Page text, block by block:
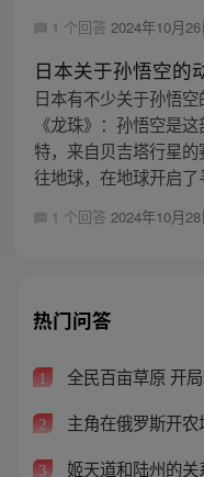
1 个回答 2024年10月
日本关于孙悟空的
日本有不少关于孙悟
《龙珠》：孙悟空是
特，来自贝吉塔行星的
往地球，在地球开启
1 个回答 2024年10月
热门问答
1 全民百亩草原 开
2 主角在俄罗斯开农
3 姬天道和陆州的关